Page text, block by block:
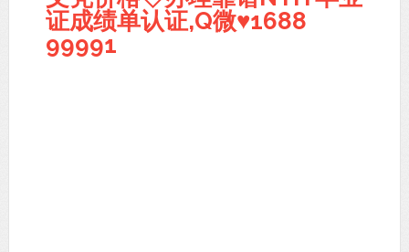
证成绩单认证,Q微♥1688
99991